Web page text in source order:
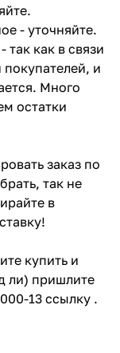
- уточняйте.
как в связи
и
Много
остатки
заказ по
так не
в
купить и
ли) пришлите
13 ссылку .